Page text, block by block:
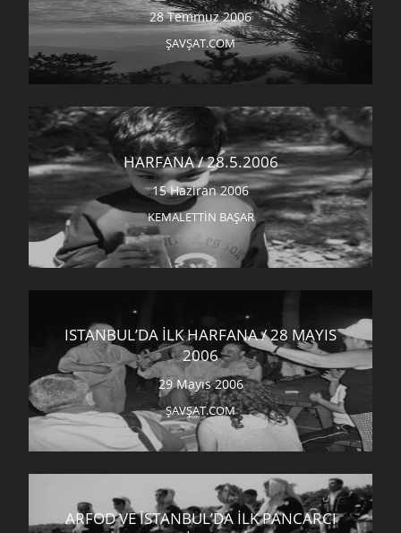
28 Temmuz 2006
ŞAVŞAT.COM
HARFANA / 28.5.2006
15 Haziran 2006
KEMALETTIN BAŞAR
ISTANBUL’DA İLK HARFANA / 28 MAYIS
2006
29 Mayıs 2006
ŞAVŞAT.COM
ARFOD VE İSTANBUL’DA İLK PANCARCI